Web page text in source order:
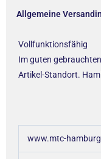
Allgemeine
Vollfunktionsfähig
Im guten
Artikel-Standort.
www.mtc-